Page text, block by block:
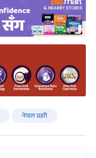
नेपाल प्रहरी